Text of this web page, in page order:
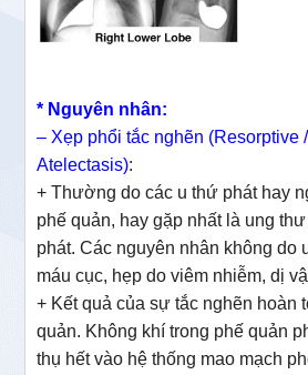
* Nguyên nhân:
– Xẹp phổi tắc nghẽn (Resorptive
Atelectasis):
+ Thường do các u thứ phát hay
phế quản, hay gặp nhất là ung
phát. Các nguyên nhân không do
máu cục, hẹp do viêm nhiễm, dị
+ Kết quả của sự tắc nghẽn hoàn
quản. Không khí trong phế quản
thụ hết vào hệ thống mao mạch